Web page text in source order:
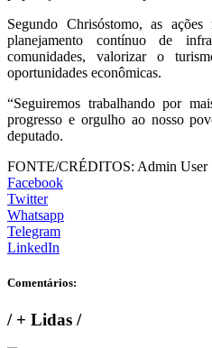
Segundo Chrisóstomo, as
planejamento contínuo de
comunidades, valorizar o
oportunidades econômicas.
“Seguiremos trabalhando por
progresso e orgulho ao nosso
deputado.
FONTE/CRÉDITOS: Admin User
Facebook
Twitter
Whatsapp
Telegram
LinkedIn
Comentários:
/+ Lidas /